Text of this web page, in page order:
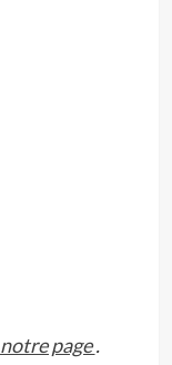
notre page.